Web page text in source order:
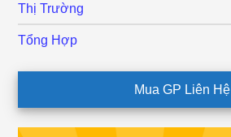
Thị Trường
Tổng Hợp
Mua GP Liên Hệ